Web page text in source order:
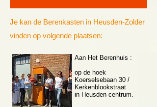
Je kan de Berenkasten in Heusden-Zolder
vinden op volgende plaatsen:
Aan Het Berenhuis :
op de hoek
Koerselsebaan 30 /
Kerkenblookstraat
in Heusden centrum.